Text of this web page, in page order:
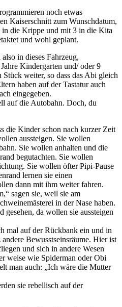
noch etwas
Kaiserschnitt zum Wunschdatum,
in die Krippe und mit 3 in die Kita
und wohl geplant.
in dieses Fahrzeug,
Kindergarten und/ oder 9
weiter, so dass das Abi gleich
haben auf der Tastatur auch
eingegeben.
auf die Autobahn. Doch, du
die Kinder schon nach kurzer Zeit
aussteigen. Sie wollen
Sie wollen anhalten und die
begutachten. Sie wollen
Sie wollen öfter Pipi-Pause
lernen sie einen
dann mit ihm weiter fahren.
sagen sie, weil sie am
in der Nase haben.
da wollen sie aussteigen
mal auf der Rückbank ein und in
Bewusstseinsräume. Hier ist
und sich in andere Wesen
weise wie Spiderman oder Obi
man auch: „Ich wäre die Mutter
sie rebellisch auf der